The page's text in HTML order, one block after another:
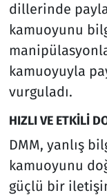
dillerinde
kamuoyunu
kamuoyuyla
vurguladı.
HIZLI VE ETKİLİ
DMM, yanlış
kamuoyunu
güçlü bir